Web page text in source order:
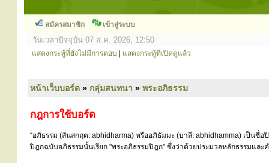
สมัครสมาชิก เข้าสู่ระบบ
วันเวลาปัจจุบัน 07 ส.ค. 2026, 12:50
แสดงกระทู้ที่ยังไม่มีการตอบ แสดงกระทู้ที่เปิดดูแล้ว
หน้าเว็บบอร์ด » กลุ่มสนทนา » พระอภิธรรม
กฎการใช้บอร์ด
“อภิธรรม (สันสกฤต: abhidharma) หรืออภิธัมมะ (บาลี: abhidhamma) เป็น
ปิฎกฉบับอภิธรรมนั้นเรียก "พระอภิธรรมปิฎก" ซึ่งว่าด้วยประมวลหลักธรรมแล